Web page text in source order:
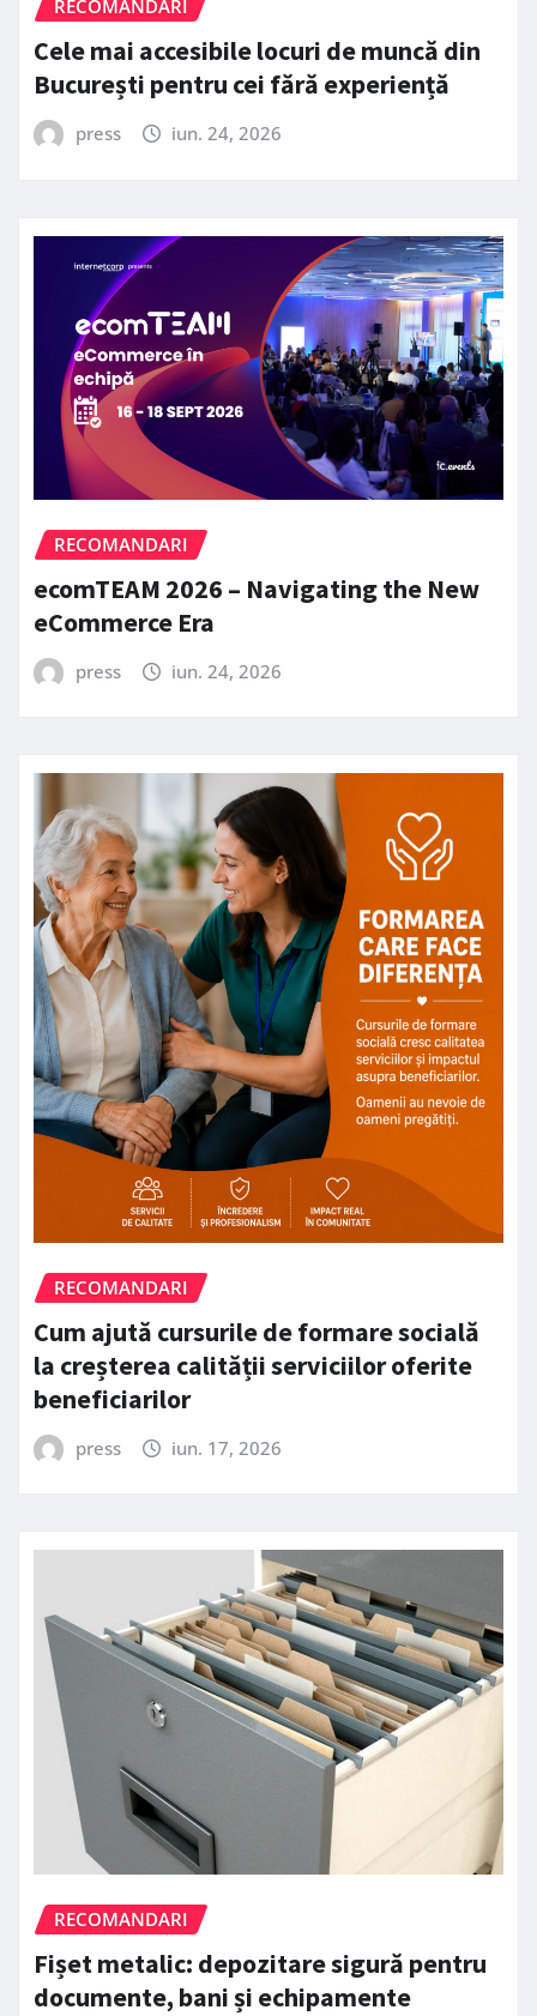
RECOMANDARI
Cele mai accesibile locuri de muncă din
București pentru cei fără experiență
press iun. 24, 2026
RECOMANDARI
ecomTEAM 2026 – Navigating the New
eCommerce Era
press iun. 24, 2026
RECOMANDARI
Cum ajută cursurile de formare socială
la creșterea calității serviciilor oferite
beneficiarilor
press iun. 17, 2026
RECOMANDARI
Fișet metalic: depozitare sigură pentru
documente, bani și echipamente